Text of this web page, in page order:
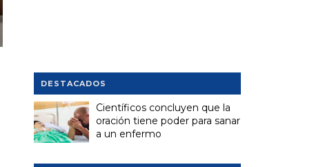
DESTACADOS
Científicos concluyen que la
oración tiene poder para sanar
a un enfermo